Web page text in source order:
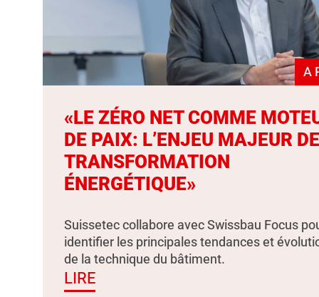
A
«LE ZÉRO NET COMME
DE PAIX: L’ENJEU MAJEUR
TRANSFORMATION
ÉNERGÉTIQUE»
Suissetec collabore avec Swissbau Focus
identifier les principales tendances et
de la technique du bâtiment.
LIRE